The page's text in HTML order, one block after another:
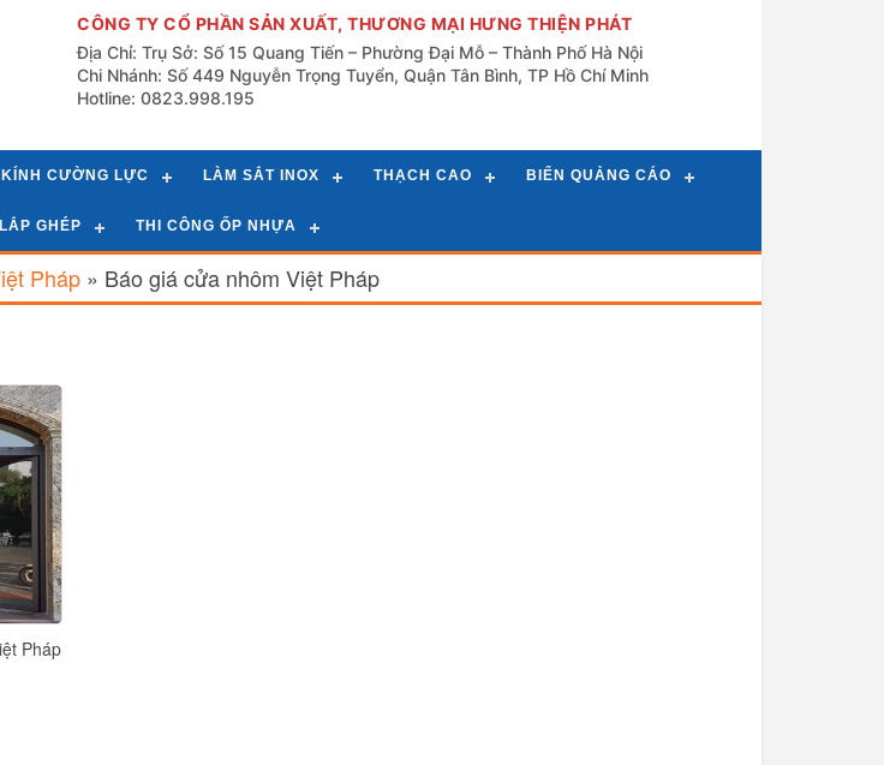
CÔNG TY CỔ PHẦN SẢN XUẤT, THƯƠNG MẠI HƯNG THIỆN PHÁT
Địa Chỉ: Trụ Sở: Số 15 Quang Tiến – Phường Đại Mỗ – Thành Phố Hà Nội
Chi Nhánh: Số 449 Nguyễn Trọng Tuyển, Quận Tân Bình, TP Hồ Chí Minh
Hotline: 0823.998.195
KÍNH CƯỜNG LỰC LÀM SẮT INOX THẠCH CAO BIỂN QUẢNG CÁO
GHÉP THI CÔNG ỐP NHỰA
Pháp» Báo giá cửa nhôm Việt Pháp
Pháp